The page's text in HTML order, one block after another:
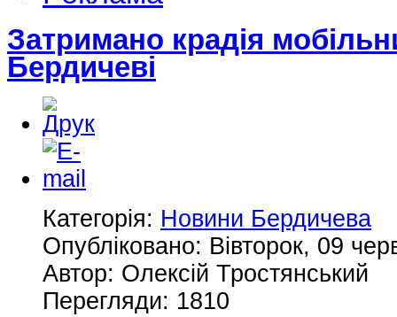
Затримано крадія
Бердичеві
Категорія: Новини Бердичева
Опубліковано: Вівторок, 09
Автор: Олексій Тростянський
Перегляди: 1810